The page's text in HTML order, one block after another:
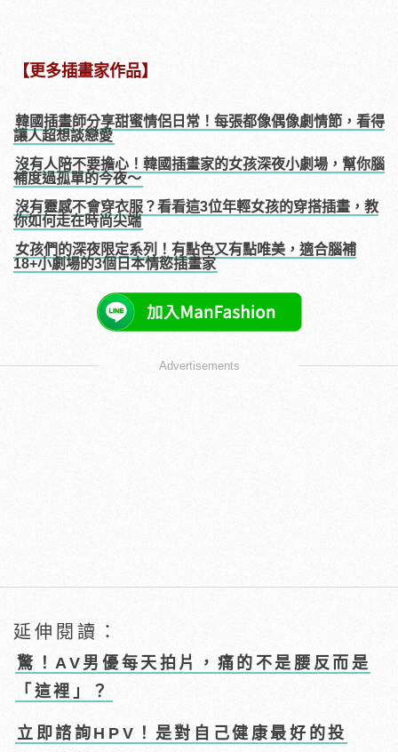
【更多插畫家作品】
韓國插畫師分享甜蜜情侶日常！每張都像偶像劇情節，看得
讓人超想談戀愛
沒有人陪不要擔心！韓國插畫家的女孩深夜小劇場，幫你腦
補度過孤單的今夜～
沒有靈感不會穿衣服？看看這3位年輕女孩的穿搭插畫，教
你如何走在時尚尖端
女孩們的深夜限定系列！有點色又有點唯美，適合腦補
18+小劇場的3個日本情慾插畫家
Advertisements
延伸閱讀：
驚！AV男優每天拍片，痛的不是腰反而是
「這裡」？
立即諮詢HPV！是對自己健康最好的投